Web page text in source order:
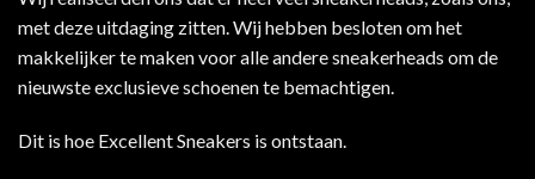
met deze uitdaging zitten. Wij hebben besloten om het
makkelijker te maken voor alle andere sneakerheads om de
nieuwste exclusieve schoenen te bemachtigen.
Dit is hoe Excellent Sneakers is ontstaan.